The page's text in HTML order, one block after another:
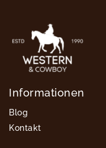
Informationen
Blog
Kontakt